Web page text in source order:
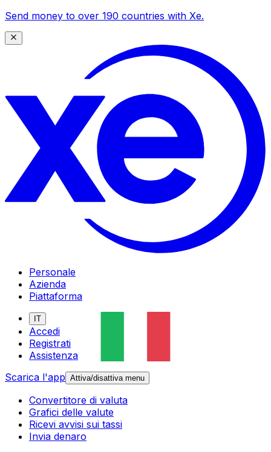
Send money to over 190 countries with Xe.
Personale
Azienda
Piattaforma
IT
Accedi
Registrati
Assistenza
Scarica l'app Attiva/disattiva menu
Convertitore di valuta
Grafici delle valute
Ricevi avvisi sui tassi
Invia denaro